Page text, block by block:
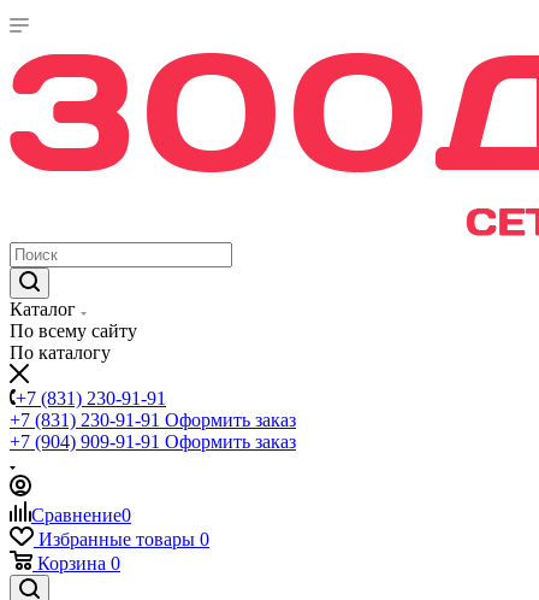
Каталог
По всему сайту
По каталогу
+7 (831) 230-91-91
+7 (831) 230-91-91 Оформить заказ
+7 (904) 909-91-91 Оформить заказ
Сравнение0
Избранные товары 0
Корзина 0